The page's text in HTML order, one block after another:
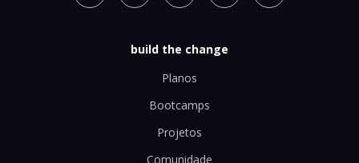
build the change
Planos
Bootcamps
Projetos
Comunidade